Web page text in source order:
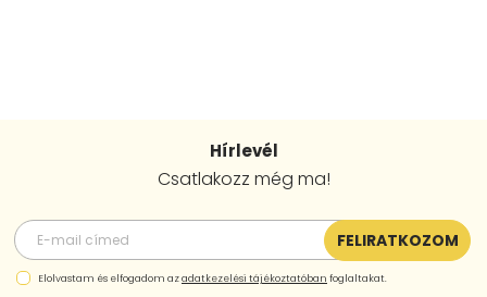
Hírlevél
Csatlakozz még ma!
FELIRATKOZOM
Elolvastam és elfogadom azadatkezelési tájékoztatóban foglaltakat.